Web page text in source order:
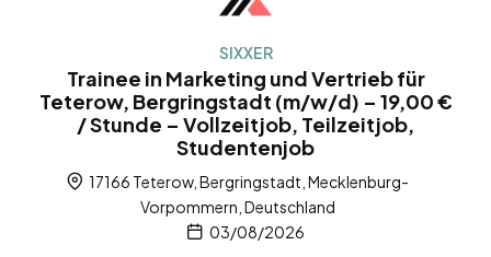
SIXXER
Trainee in Marketing und Vertrieb für
Teterow, Bergringstadt (m/w/d) – 19,00 €
/ Stunde – Vollzeitjob, Teilzeitjob,
Studentenjob
17166 Teterow, Bergringstadt, Mecklenburg-
Vorpommern, Deutschland
03/08/2026